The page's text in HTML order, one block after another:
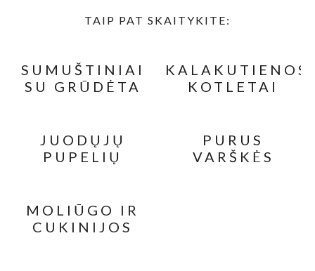
TAIP PAT SKAITYKITE:
SUMUŠTINIAI
SU GRŪDĖTA
KALAKUTIENOS
KOTLETAI
KIAUŠINIU
JUODŲJŲ
PUPELIŲ
ŪGLIAIS
PURUS
VARŠKĖS
MOLIŪGO IR
CUKINIJOS